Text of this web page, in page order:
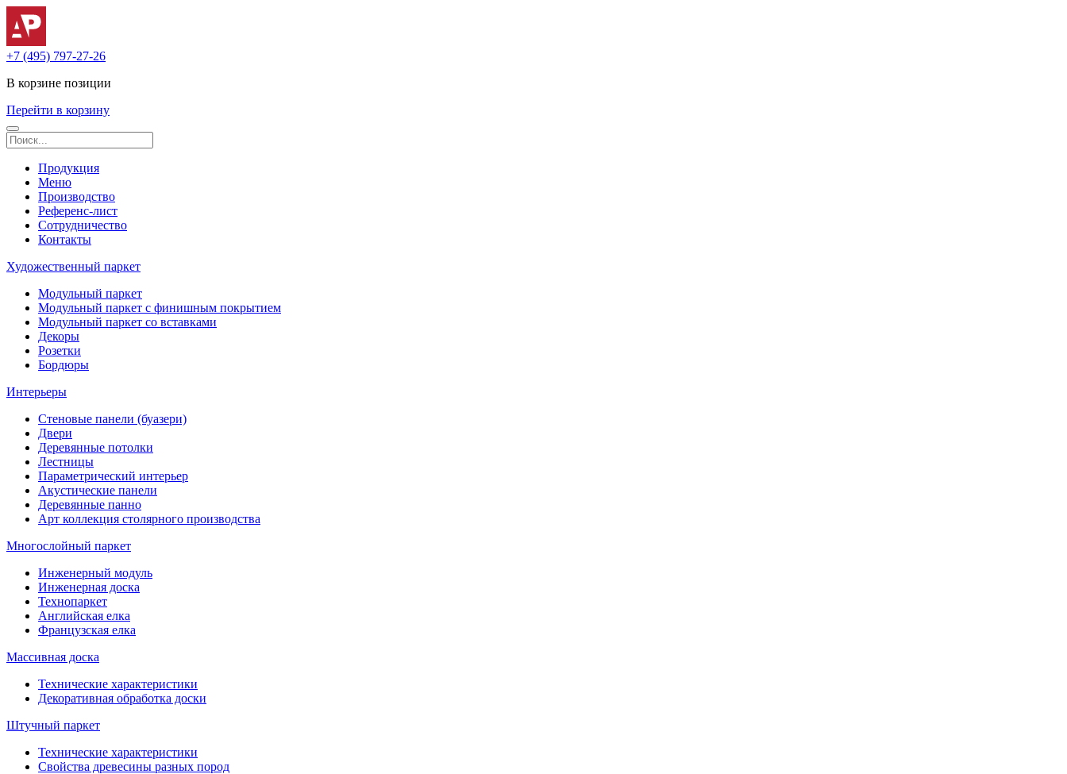
+7 (495) 797-27-26
В корзине позиции
Перейти в корзину
Продукция
Меню
Производство
Референс-лист
Сотрудничество
Контакты
Художественный паркет
Модульный паркет
Модульный паркет с финишным покрытием
Модульный паркет со вставками
Декоры
Розетки
Бордюры
Интерьеры
Стеновые панели (буазери)
Двери
Деревянные потолки
Лестницы
Параметрический интерьер
Акустические панели
Деревянные панно
Арт коллекция столярного производства
Многослойный паркет
Инженерный модуль
Инженерная доска
Технопаркет
Английская елка
Французская елка
Массивная доска
Технические характеристики
Декоративная обработка доски
Штучный паркет
Технические характеристики
Свойства древесины разных пород